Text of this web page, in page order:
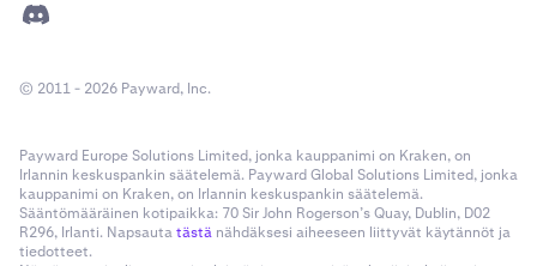
7.50%
0.50%
—
© 2011 - 2026 Payward, Inc.
Payward Europe Solutions Limited, jonka kauppanimi on Kraken, on
Irlannin keskuspankin säätelemä. Payward Global Solutions Limited, jonka
kauppanimi on Kraken, on Irlannin keskuspankin säätelemä.
Sääntömääräinen kotipaikka: 70 Sir John Rogerson’s Quay, Dublin, D02
R296, Irlanti. Napsautatästä nähdäksesi aiheeseen liittyvät käytännöt ja
tiedotteet.